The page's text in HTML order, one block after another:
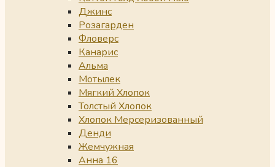
Джинс
Розагарден
Фловерс
Канарис
Альма
Мотылек
Мягкий Хлопок
Толстый Хлопок
Хлопок Мерсеризованный
Денди
Жемчужная
Анна 16